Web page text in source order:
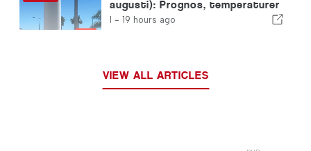
augusti): Prognos, temperaturer
och vad man kan förvänta sig
I - 19 hours ago
VIEW ALL ARTICLES